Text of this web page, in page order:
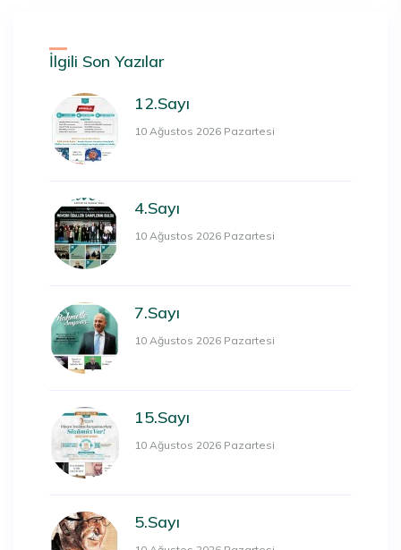
İlgili Son Yazılar
12.Sayı
10 Ağustos 2026 Pazartesi
4.Sayı
10 Ağustos 2026 Pazartesi
7.Sayı
10 Ağustos 2026 Pazartesi
15.Sayı
10 Ağustos 2026 Pazartesi
5.Sayı